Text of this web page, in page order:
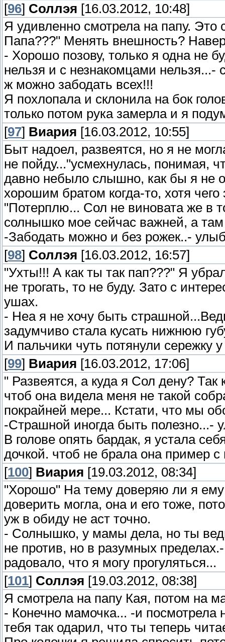
[96] Соллэя [16.03.2012, 10:48]
Я удивленно смотрела на папу.
Папа???" Менять внешность?
- Хорошо позову, только я одна не
нельзя и с незнакомцами нельзя...-
ж можно забодать всех!!!
Я похлопала и склонила на бок
только потом рука замерла и я
[97] Виария [16.03.2012, 10:55]
Быт надоел, развеятся, но я не
не пойду..."усмехнулась, понимая,
давно небыло слышно, как бы я не
хорошим братом когда-то, хотя
"Потерплю... Сол не виновата же в
солнышко мое сейчас важней, а
-Забодать можно и без рожек..-
[98] Соллэя [16.03.2012, 16:57]
"Ухты!!! А как ты так пап???" Я
не трогать, то не буду. Зато с
ушах.
- Неа я не хочу быть
задумчиво стала кусать нижнюю
И пальчики чуть потянули сережку
[99] Виария [16.03.2012, 17:06]
" Развеятся, а куда я Сол дену? Так
чтоб она видела меня не такой
покрайней мере... Кстати, что мы
-Страшной иногда быть полезно...-
В голове опять бардак, я устала
дочкой. чтоб не брала она пример
[100] Виария [19.03.2012, 08:34]
"Хорошо" На тему доверяю ли я
доверить могла, она и его тоже,
уж в обиду не аст точно.
- Солнышко, у мамы дела, но ты
не против, но в разумных
радовало, что я могу прогуляться...
[101] Соллэя [19.03.2012, 08:38]
Я смотрела на папу Кая, потом на
- Конечно мамочка... -и посмотрела
тебя так одарил, что ты теперь